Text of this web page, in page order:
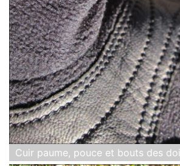
Cuir paume, pouce et bouts des